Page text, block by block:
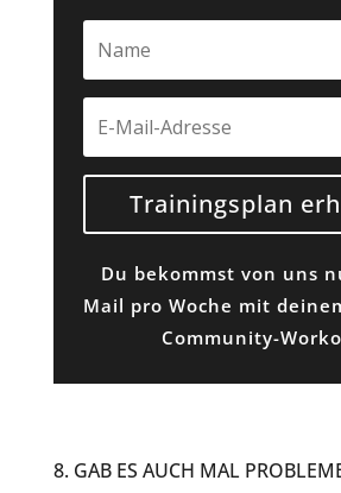
Trainingsplan
Du bekommst von uns
Mail pro Woche mit
Community-
8. GAB ES AUCH MAL